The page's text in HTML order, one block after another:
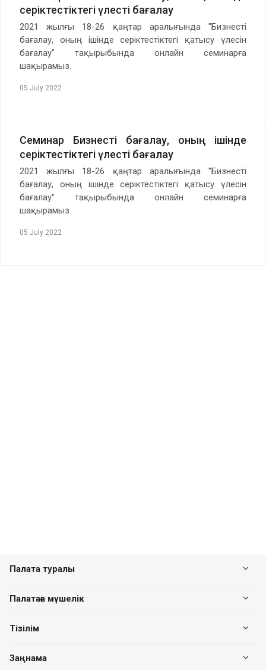
серіктестіктегі үлесті бағалау
2021 жылғы 18-26 қаңтар аралығында "Бизнесті
бағалау, оның ішінде серіктестіктегі қатысу үлесін
бағалау" тақырыбында онлайн семинарға
шақырамыз.
05 July 2022
Семинар Бизнесті бағалау, оның ішінде
серіктестіктегі үлесті бағалау
2021 жылғы 18-26 қаңтар аралығында "Бизнесті
бағалау, оның ішінде серіктестіктегі қатысу үлесін
бағалау" тақырыбында онлайн семинарға
шақырамыз.
05 July 2022
Палата туралы
Палатаға мүшелік
Тізілім
Заңнама